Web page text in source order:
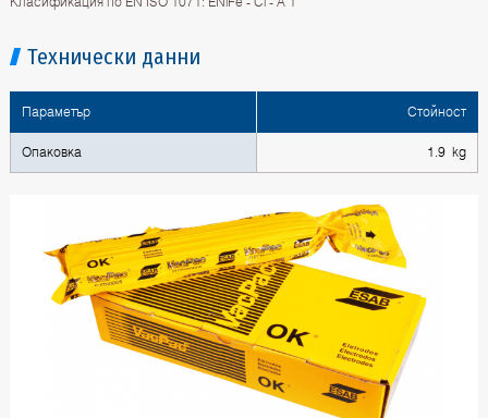
Технически данни
Параметър Стойност
Опаковка 1.9 kg